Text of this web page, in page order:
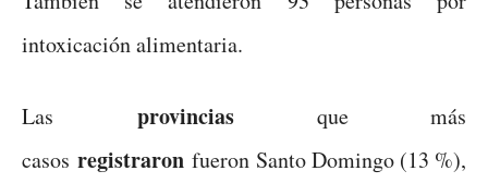
intoxicación alimentaria.
Las provinciasque más
casosregistraron fueron Santo Domingo (13 %),